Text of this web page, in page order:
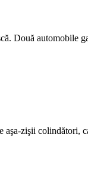
Două automobile
zişii